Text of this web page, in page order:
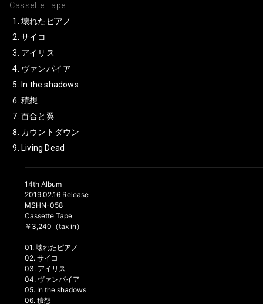
Cassette Tape
壊れたピアノ
サイコ
アイリス
ヴァンパイア
In the shadows
積想
百合と翼
カウントダウン
Living Dead
14th Album
2019.02.16 Release
MSHN-058
Cassette Tape
￥3,240（tax in）
01. 壊れたピアノ
02. サイコ
03. アイリス
04. ヴァンパイア
05. In the shadows
06. 積想